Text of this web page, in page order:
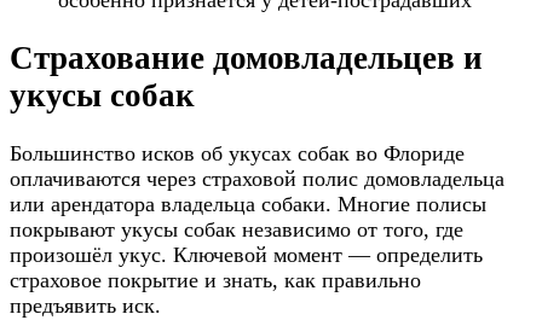
Страхование домовладельцев и
укусы собак
Большинство исков об укусах собак во Флориде
оплачиваются через страховой полис домовладельца
или арендатора владельца собаки. Многие полисы
покрывают укусы собак независимо от того, где
произошёл укус. Ключевой момент — определить
страховое покрытие и знать, как правильно
предъявить иск.